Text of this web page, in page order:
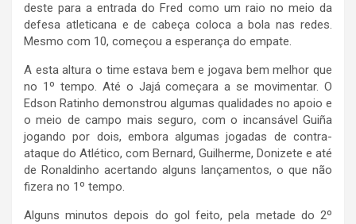
deste para a entrada do Fred como um raio no meio da
defesa atleticana e de cabeça coloca a bola nas redes.
Mesmo com 10, começou a esperança do empate.
A esta altura o time estava bem e jogava bem melhor que
no 1º tempo. Até o Jajá começara a se movimentar. O
Edson Ratinho demonstrou algumas qualidades no apoio e
o meio de campo mais seguro, com o incansável Guiña
jogando por dois, embora algumas jogadas de contra-
ataque do Atlético, com Bernard, Guilherme, Donizete e até
de Ronaldinho acertando alguns lançamentos, o que não
fizera no 1º tempo.
Alguns minutos depois do gol feito, pela metade do 2º